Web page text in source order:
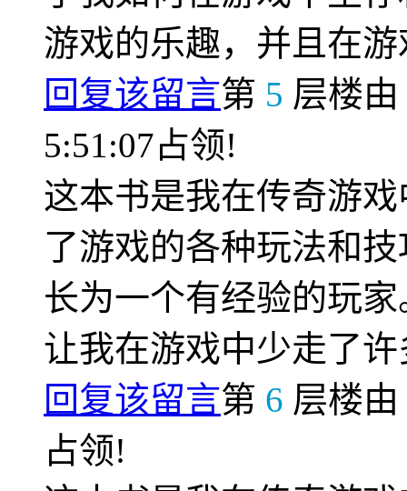
游戏的乐趣，并且在
回复该留言第 5 层楼由
5:51:07占领!
这本书是我在传奇游
了游戏的各种玩法和
长为一个有经验的玩
让我在游戏中少走了
回复该留言第 6 层楼由
占领!